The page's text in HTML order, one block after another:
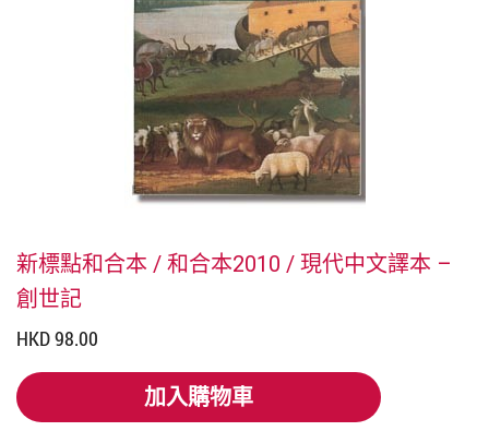
新標點和合本 / 和合本2010 / 現代中文譯本 –
創世記
HKD 98.00
加入購物車
加入購物車